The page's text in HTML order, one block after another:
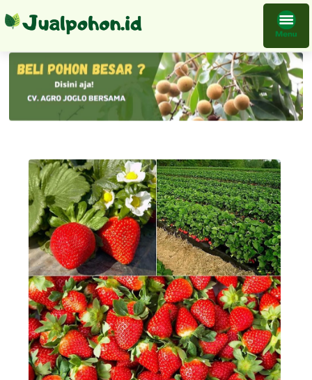
Tanaman Buah Strawberry Bibit Daun Mint Import Unggul Peppermint Premium Kontraktor